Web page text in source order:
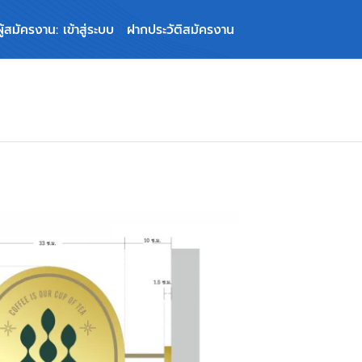
มัครงาน: เข้าสู่ระบบ ฝากประวัติสมัครงาน